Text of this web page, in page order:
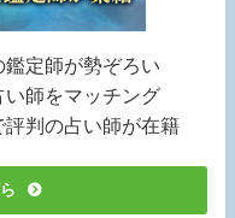
鑑定師が勢ぞろい
い師をマッチング
評判の占い師が在籍